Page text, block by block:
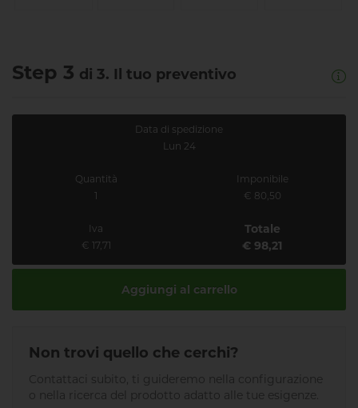
Step 3 di 3. Il tuo preventivo
Data di spedizione
Lun 24
Quantità
1
Imponibile
€ 80,50
Iva
€ 17,71
Totale
€ 98,21
Aggiungi al carrello
Non trovi quello che cerchi?
Contattaci subito, ti guideremo nella configurazione
o nella ricerca del prodotto adatto alle tue esigenze.